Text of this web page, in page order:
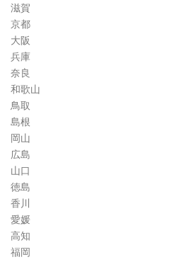
滋賀
京都
大阪
兵庫
奈良
和歌山
鳥取
島根
岡山
広島
山口
徳島
香川
愛媛
高知
福岡